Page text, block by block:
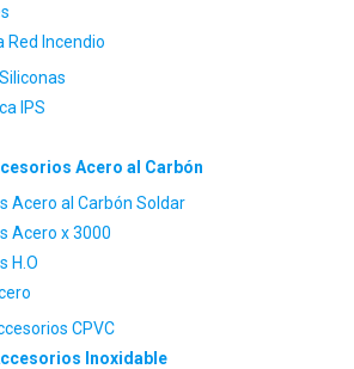
Red Incendio
IPS
Acero al Carbón
Acero al Carbón Soldar
Acero x 3000
H.O
CPVC
Inoxidable